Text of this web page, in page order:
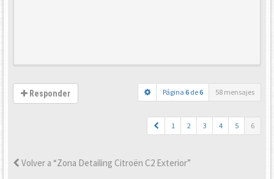
Responder Página 6 de6 58 mensajes
1 2 3 4 5 6
Volver a “Zona Detailing Citroën C2 Exterior”